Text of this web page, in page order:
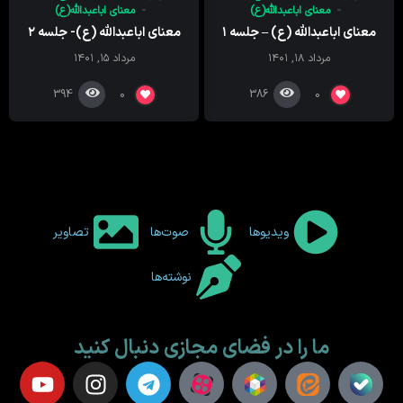
معنای اباعبدالله(ع)
معنای اباعبدالله (ع) – جلسه ۱
مرداد ۱۸, ۱۴۰۱
0
386
معنای اباعبدالله(ع)
معنای اباعبدالله (ع)- جلسه ۲
مرداد ۱۵, ۱۴۰۱
0
394
ویدیوها صوت‌ها تصاویر
نوشته‌ها
ما را در فضای مجازی دنبال کنید